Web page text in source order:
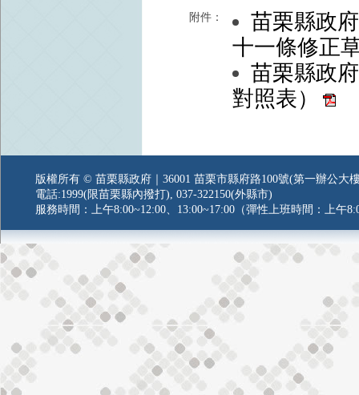
附件：
苗栗縣政
十一條修正
苗栗縣政
對照表）
版權所有 © 苗栗縣政府｜36001 苗栗市縣府路100號(第一辦公大
電話:1999(限苗栗縣內撥打), 037-322150(外縣市)
服務時間：上午8:00~12:00、13:00~17:00（彈性上班時間：上午